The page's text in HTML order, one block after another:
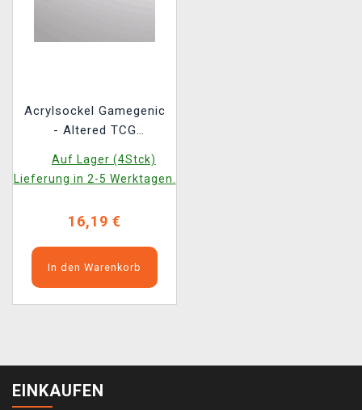
Acrylsockel Gamegenic
- Altered TCG
Auf Lager (4Stck)
Lieferung in 2-5 Werktagen.
16,19 €
In den Warenkorb
EINKAUFEN